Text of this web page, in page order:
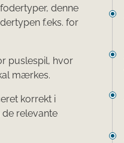
denne
f.eks. for
puslespil, hvor
mærkes.
korrekt i
relevante